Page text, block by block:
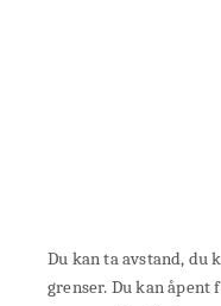
Du kan ta avstand, du
grenser. Du kan